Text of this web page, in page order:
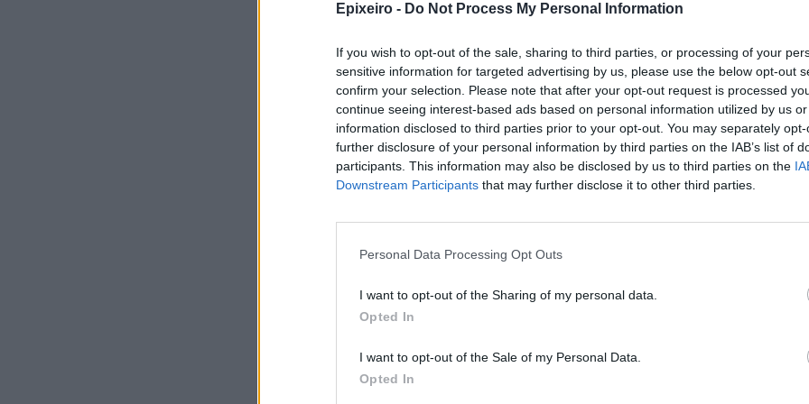
Epixeiro - Do Not Process My Personal Information
If you wish to opt-out of the sale, sharing to third parties, or processing of your
sensitive information for targeted advertising by us, please use the below opt-out
confirm your selection. Please note that after your opt-out request is processed
continue seeing interest-based ads based on personal information utilized by us
information disclosed to third parties prior to your opt-out. You may separately
further disclosure of your personal information by third parties on the IAB’s list of
participants. This information may also be disclosed by us to third parties on the
Downstream Participants that may further disclose it to other third parties.
Personal Data Processing Opt Outs
I want to opt-out of the Sharing of my personal data.
Opted In
I want to opt-out of the Sale of my Personal Data.
Opted In
Ακολουθήστε το στο
όλα τα επιχειρηματικά νέα
Δείτε όλες τις τελευταίες
επιχειρηματικέςΕιδήσειςαπό την
Ελλάδα και τον κόσμο στο
Σχολιάστε
... σχόλια| Κάνε click για να σχολιάσεις